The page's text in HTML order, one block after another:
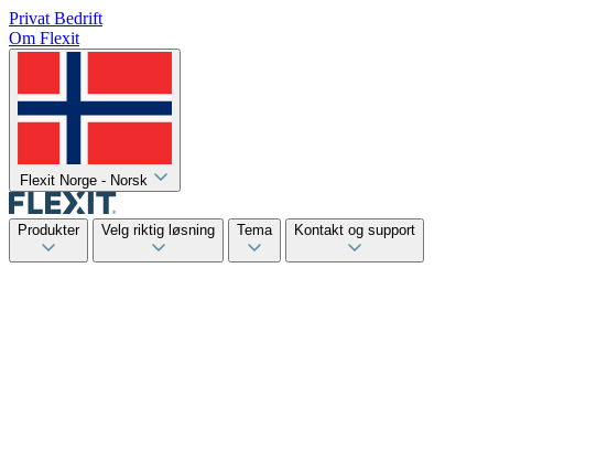
Privat Bedrift
Om Flexit
Flexit Norge - Norsk
Produkter Velg riktig løsning Tema Kontakt og support